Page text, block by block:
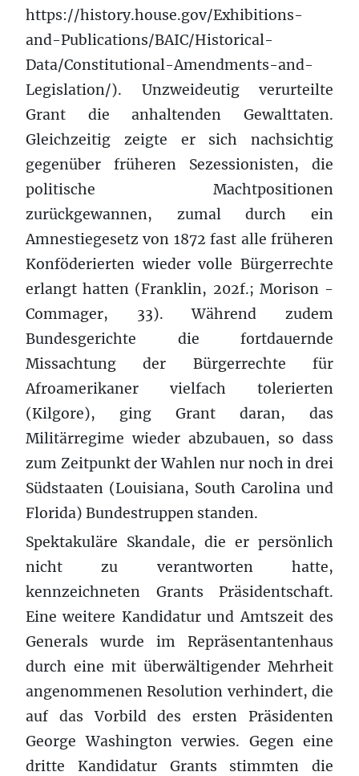
https://history.house.gov/Exhibitions-
and-Publications/BAIC/Historical-
Data/Constitutional-Amendments-and-
Legislation/). Unzweideutig verurteilte
Grant die anhaltenden Gewalttaten.
Gleichzeitig zeigte er sich nachsichtig
gegenüber früheren Sezessionisten, die
politische Machtpositionen
zurückgewannen, zumal durch ein
Amnestiegesetz von 1872 fast alle früheren
Konföderierten wieder volle Bürgerrechte
erlangt hatten (Franklin, 202f.; Morison -
Commager, 33). Während zudem
Bundesgerichte die fortdauernde
Missachtung der Bürgerrechte für
Afroamerikaner vielfach tolerierten
(Kilgore), ging Grant daran, das
Militärregime wieder abzubauen, so dass
zum Zeitpunkt der Wahlen nur noch in drei
Südstaaten (Louisiana, South Carolina und
Florida) Bundestruppen standen.
Spektakuläre Skandale, die er persönlich
nicht zu verantworten hatte,
kennzeichneten Grants Präsidentschaft.
Eine weitere Kandidatur und Amtszeit des
Generals wurde im Repräsentantenhaus
durch eine mit überwältigender Mehrheit
angenommenen Resolution verhindert, die
auf das Vorbild des ersten Präsidenten
George Washington verwies. Gegen eine
dritte Kandidatur Grants stimmten die